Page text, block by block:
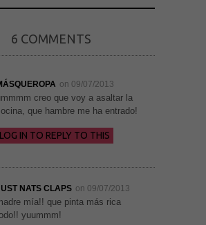
6 COMMENTS
on 09/07/2013
creo que voy a asaltar la
que hambre me ha entrado!
LOG IN TO REPLY TO THIS
NATS CLAPS on 09/07/2013
mía!! que pinta más rica
yuummm!
Necesarias
y
Estas
son
opcionales.
Son